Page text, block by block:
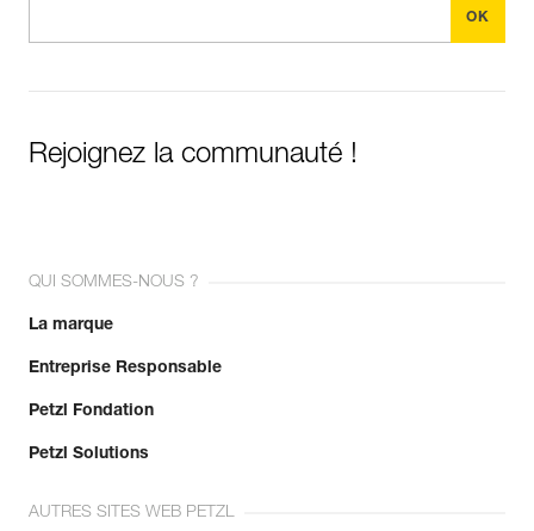
Rejoignez la communauté !
QUI SOMMES-NOUS ?
La marque
Entreprise Responsable
Petzl Fondation
Petzl Solutions
AUTRES SITES WEB PETZL